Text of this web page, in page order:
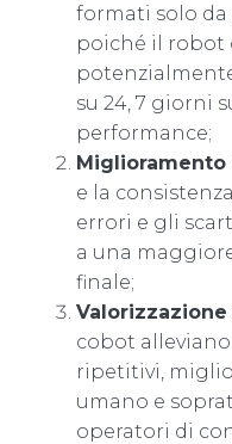
formati solo da
poiché il robot
su 24, 7 giorni
performance;
e la
errori e gli
a una
finale;
cobot
ripetitivi,
umano e
operatori di